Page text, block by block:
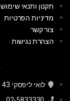
תקנון ותנאי שימוש
מדיניות הפרטיות
צור קשר
הצהרת נגישות
לואי ליפסקי 43 ירושלים